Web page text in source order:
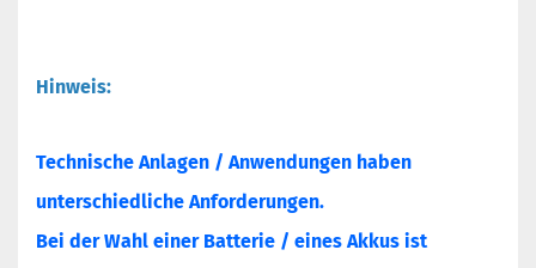
Hinweis:
Technische Anlagen / Anwendungen haben
unterschiedliche Anforderungen.
Bei der Wahl einer Batterie / eines Akkus ist